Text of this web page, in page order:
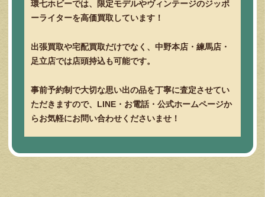
環七ホビーでは、限定モデルやヴィンテージのジッポ
ーライターを高価買取しています！
出張買取や宅配買取だけでなく、中野本店・練馬店・
足立店では店頭持込も可能です。
事前予約制で大切な思い出の品を丁寧に査定させてい
ただきますので、LINE・お電話・公式ホームページか
らお気軽にお問い合わせくださいませ！